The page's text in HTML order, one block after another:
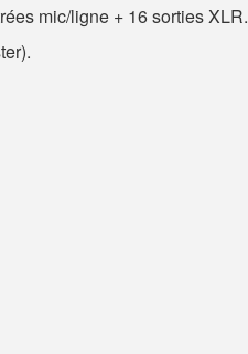
mic/ligne + 16 sorties XLR.